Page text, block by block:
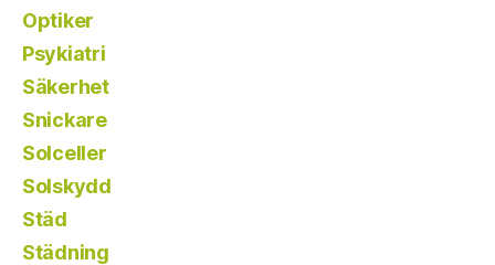
Optiker
Psykiatri
Säkerhet
Snickare
Solceller
Solskydd
Städ
Städning